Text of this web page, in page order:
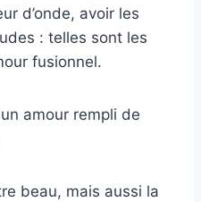
d’onde, avoir les
: telles sont les
fusionnel.
amour rempli de
beau, mais aussi la